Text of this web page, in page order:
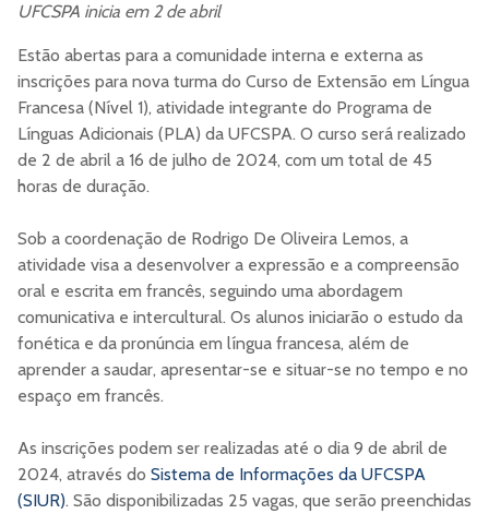
UFCSPA inicia em 2 de abril
Estão abertas para a comunidade interna e externa as
inscrições para nova turma do Curso de Extensão em Língua
Francesa (Nível 1), atividade integrante do Programa de
Línguas Adicionais (PLA) da UFCSPA. O curso será realizado
de 2 de abril a 16 de julho de 2024, com um total de 45
horas de duração.
Sob a coordenação de Rodrigo De Oliveira Lemos, a
atividade visa a desenvolver a expressão e a compreensão
oral e escrita em francês, seguindo uma abordagem
comunicativa e intercultural. Os alunos iniciarão o estudo da
fonética e da pronúncia em língua francesa, além de
aprender a saudar, apresentar-se e situar-se no tempo e no
espaço em francês.
As inscrições podem ser realizadas até o dia 9 de abril de
2024, através do Sistema de Informações da UFCSPA
(SIUR). São disponibilizadas 25 vagas, que serão preenchidas